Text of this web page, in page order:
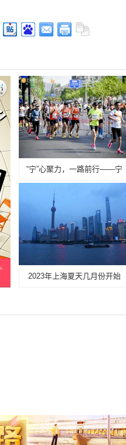
“宁”心聚力，一路前行——宁
2023年上海夏天几月份开始